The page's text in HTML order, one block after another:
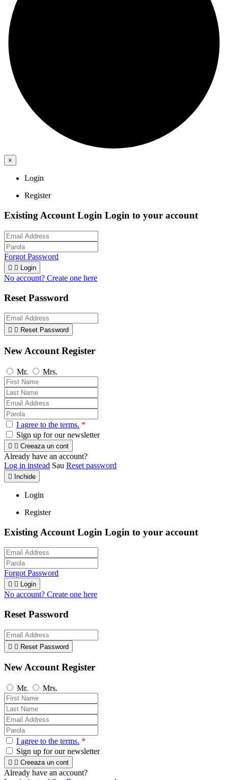
×
Login
Register
Existing Account Login Login to your account
Forgot Password
  Login
No account? Create one here
Reset Password
  Reset Password
New Account Register
Mr. Mrs.
I agree to the terms. *
Sign up for our newsletter
  Creeaza un cont
Already have an account?
Log in instead Sau Reset password
 Inchide
Login
Register
Existing Account Login Login to your account
Forgot Password
  Login
No account? Create one here
Reset Password
  Reset Password
New Account Register
Mr. Mrs.
I agree to the terms. *
Sign up for our newsletter
  Creeaza un cont
Already have an account?